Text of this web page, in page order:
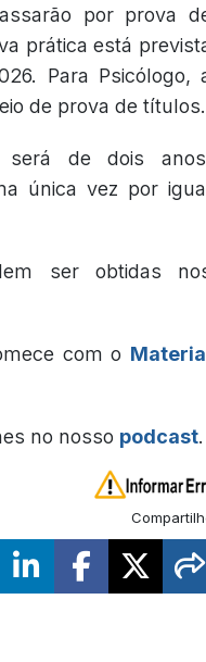
por prova
prática está
Para Psicólogo,
de prova de títulos.
será de dois
única vez por
ser obtidas
com o
no nosso podcast.